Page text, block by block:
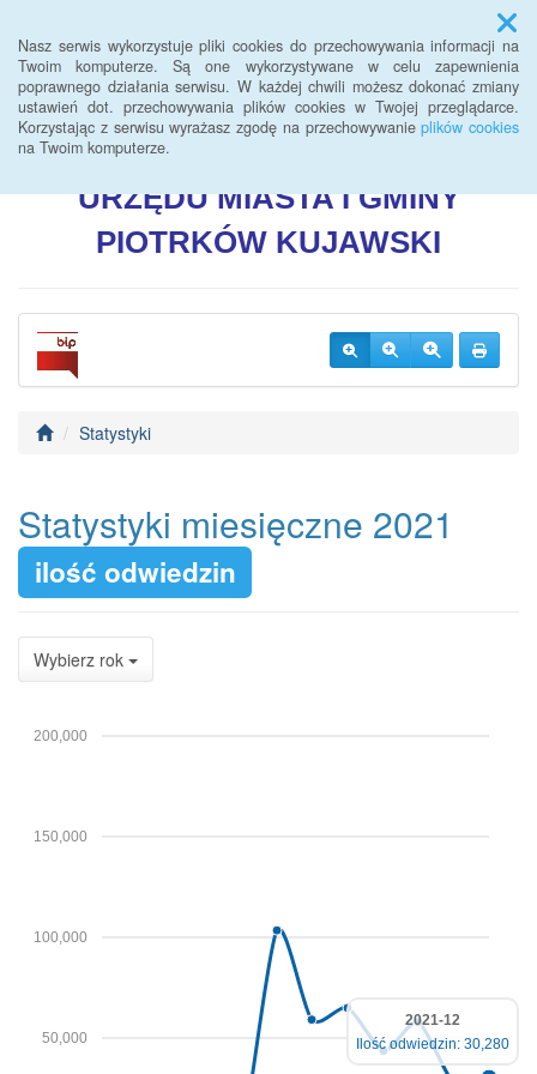
Nasz serwis wykorzystuje pliki cookies do przechowywania informacji na
Twoim komputerze. Są one wykorzystywane w celu zapewnienia
poprawnego działania serwisu. W każdej chwili możesz dokonać zmiany
ustawień dot. przechowywania plików cookies w Twojej przeglądarce.
Korzystając z serwisu wyrażasz zgodę na przechowywanieplików cookies
na Twoim komputerze.
Menu
BIULETYN INFORMACJI
URZĘDUMIASTA I GMINY
PIOTRKÓW KUJAWSKI
Statystyki
Statystyki miesięczne 2021
ilość odwiedzin
Wybierz rok
50,000
100,000
150,000
200,000
2021-12
Ilość odwiedzin: 30,280